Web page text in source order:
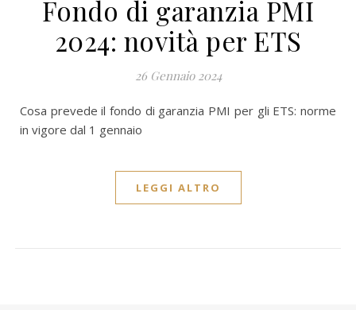
Fondo di garanzia PMI
2024: novità per ETS
26 Gennaio 2024
Cosa prevede il fondo di garanzia PMI per gli ETS: norme
in vigore dal 1 gennaio
LEGGI ALTRO